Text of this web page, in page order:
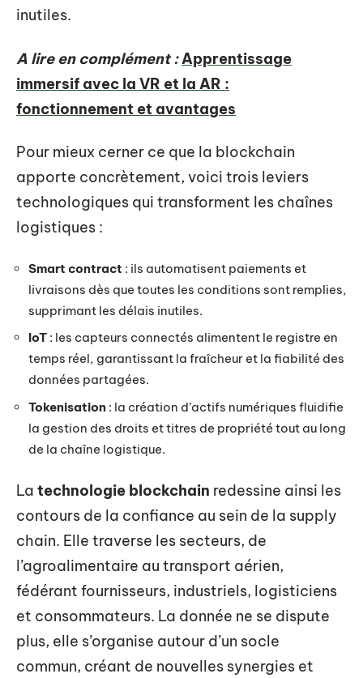
inutiles.
A lire en complément : Apprentissage
immersif avec la VR et la AR :
fonctionnement et avantages
Pour mieux cerner ce que la blockchain
apporte concrètement, voici trois leviers
technologiques qui transforment les chaînes
logistiques :
Smart contract : ils automatisent paiements et
livraisons dès que toutes les conditions sont remplies,
supprimant les délais inutiles.
IoT : les capteurs connectés alimentent le registre en
temps réel, garantissant la fraîcheur et la fiabilité des
données partagées.
Tokenisation : la création d’actifs numériques fluidifie
la gestion des droits et titres de propriété tout au long
de la chaîne logistique.
La technologie blockchain redessine ainsi les
contours de la confiance au sein de la supply
chain. Elle traverse les secteurs, de
l’agroalimentaire au transport aérien,
fédérant fournisseurs, industriels, logisticiens
et consommateurs. La donnée ne se dispute
plus, elle s’organise autour d’un socle
commun, créant de nouvelles synergies et